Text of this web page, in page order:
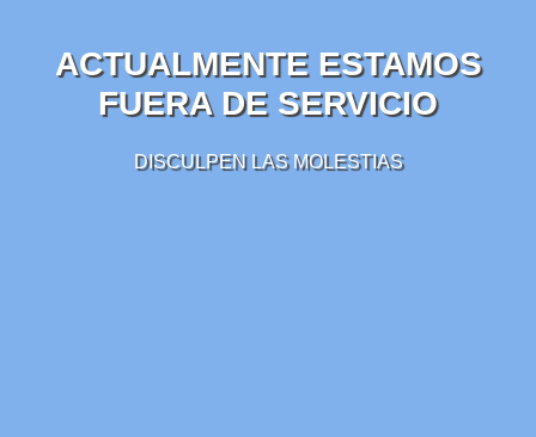
ACTUALMENTE ESTAMOS
FUERA DE SERVICIO
DISCULPEN LAS MOLESTIAS